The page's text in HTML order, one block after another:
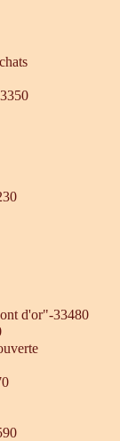
d'or"-33480